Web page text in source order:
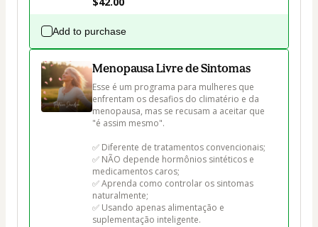
Add to purchase
Menopausa Livre de Sintomas
Esse é um programa para mulheres que
enfrentam os desafios do climatério e da
menopausa, mas se recusam a aceitar que
"é assim mesmo".
✅ Diferente de tratamentos convencionais;
✅ NÃO depende hormônios sintéticos e
medicamentos caros;
✅ Aprenda como controlar os sintomas
naturalmente;
✅ Usando apenas alimentação e
suplementação inteligente.